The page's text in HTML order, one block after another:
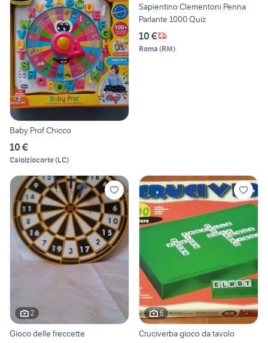
Baby Prof Chicco
10 €
Calolziocorte(LC)
Sapientino Clementoni Penna
Parlante 1000 Quiz
10 €
Roma (RM)
2
Gioco delle freccette
6
Cruciverba gioco da tavolo